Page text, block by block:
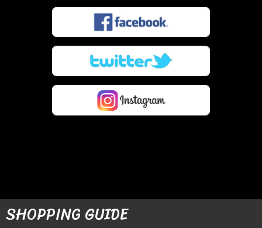
SHOPPING GUIDE